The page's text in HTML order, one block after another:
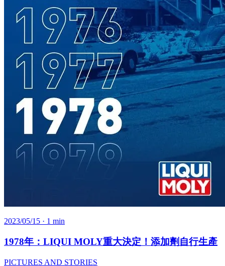
2023/05/15 · 1 min
1978年：LIQUI MOLY重大決定！添加劑自行生產
PICTURES AND STORIES